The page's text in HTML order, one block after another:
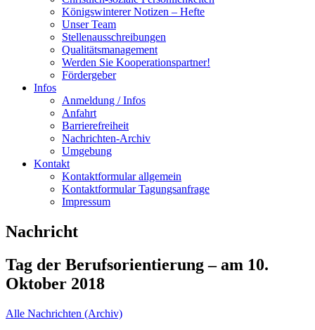
Königswinterer Notizen – Hefte
Unser Team
Stellenausschreibungen
Qualitätsmanagement
Werden Sie Kooperationspartner!
Fördergeber
Infos
Anmeldung / Infos
Anfahrt
Barrierefreiheit
Nachrichten-Archiv
Umgebung
Kontakt
Kontaktformular allgemein
Kontaktformular Tagungsanfrage
Impressum
Nachricht
Tag der Berufsorientierung – am 10.
Oktober 2018
Alle Nachrichten (Archiv)